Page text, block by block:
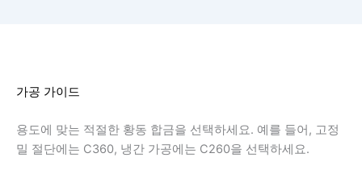
가공 가이드
용도에 맞는 적절한 황동 합금을 선택하세요. 예를 들어, 고정
밀 절단에는 C360, 냉간 가공에는 C260을 선택하세요.